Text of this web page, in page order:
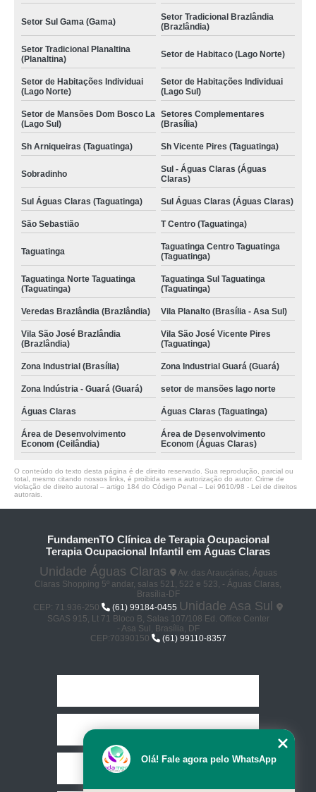
Setor Sul Gama (Gama)
Setor Tradicional Brazlândia
(Brazlândia)
Setor Tradicional Planaltina
(Planaltina)
Setor de Habitaco (Lago Norte)
Setor de Habitações Individuai
(Lago Norte)
Setor de Habitações Individuai
(Lago Sul)
Setor de Mansões Dom Bosco La
(Lago Sul)
Setores Complementares
(Brasília)
Sh Arniqueiras (Taguatinga) Sh Vicente Pires (Taguatinga)
Sobradinho
Sul - Águas Claras (Águas
Claras)
Sul Águas Claras (Taguatinga) Sul Águas Claras (Águas Claras)
São Sebastião T Centro (Taguatinga)
Taguatinga
Taguatinga Centro Taguatinga
(Taguatinga)
Taguatinga Norte Taguatinga
(Taguatinga)
Taguatinga Sul Taguatinga
(Taguatinga)
Veredas Brazlândia (Brazlândia) Vila Planalto (Brasília - Asa Sul)
Vila São José Brazlândia
(Brazlândia)
Vila São José Vicente Pires
(Taguatinga)
Zona Industrial (Brasília) Zona Industrial Guará (Guará)
Zona Indústria - Guará (Guará) setor de mansões lago norte
Águas Claras Águas Claras (Taguatinga)
Área de Desenvolvimento
Econom (Ceilândia)
Área de Desenvolvimento
Econom (Águas Claras)
O conteúdo do texto desta página é de direito reservado. Sua reprodução, parcial ou
total, mesmo citando nossos links, é proibida sem a autorização do autor. Crime de
violação de direito autoral – artigo 184 do Código Penal – Lei 9610/98 - Lei de direitos
autorais
FundamenTO Clínica de Terapia Ocupacional
Terapia Ocupacional Infantil em Águas Claras
Unidade Águas Claras
Av. das Araucárias, Águas
Claras Shopping 5º andar, salas 521, 522 e 523, - Águas Claras,
Brasília-DF
CEP: 71.936-250
(61) 99184-0455 Unidade Asa Sul
SGAS 915, Lt 71 Bloco B, Salas 107/108 Ed. Office Center
- Asa Sul, Brasília, DF
CEP:70390150
(61) 99110-8357
Empresa
Olá! Fale agora pelo WhatsApp